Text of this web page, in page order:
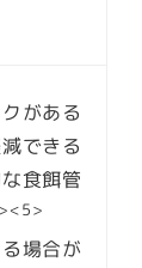
がある
できる
食餌管
場合が